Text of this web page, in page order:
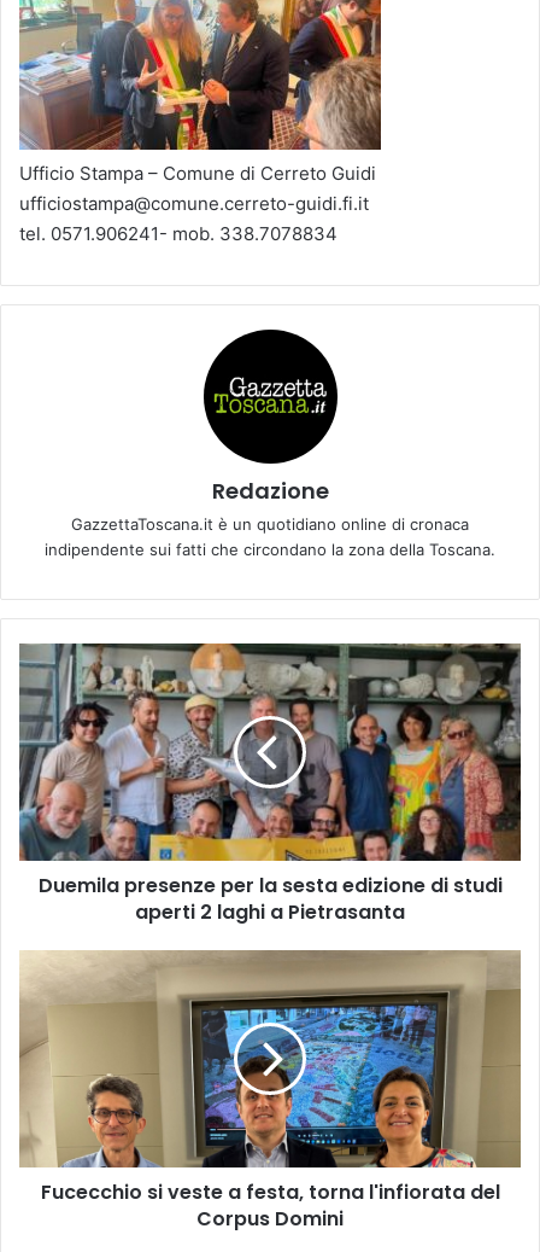
Ufficio Stampa – Comune di Cerreto Guidi
ufficiostampa@comune.cerreto-guidi.fi.it
tel. 0571.906241- mob. 338.7078834
Redazione
GazzettaToscana.it è un quotidiano online di cronaca
indipendente sui fatti che circondano la zona della Toscana.
m
i
l
a
p
r
e
a
Duemila presenze per la sesta edizione di studi
aperti 2 laghi a Pietrasanta
c
i
o
Fucecchio si veste a festa, torna l'infiorata del
Corpus Domini